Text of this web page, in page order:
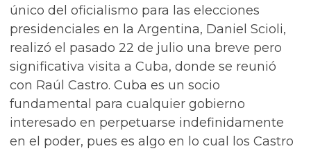
único del oficialismo para las elecciones
presidenciales en la Argentina, Daniel Scioli,
realizó el pasado 22 de julio una breve pero
significativa visita a Cuba, donde se reunió
con Raúl Castro. Cuba es un socio
fundamental para cualquier gobierno
interesado en perpetuarse indefinidamente
en el poder, pues es algo en lo cual los Castro